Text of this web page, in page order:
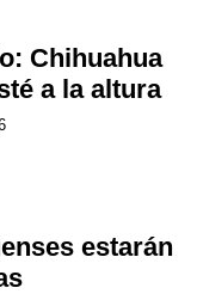
Chihuahua
a la altura
estarán